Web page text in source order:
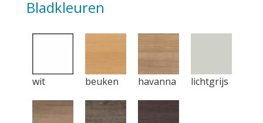
Bladkleuren
wit beuken havanna lichtgrijs